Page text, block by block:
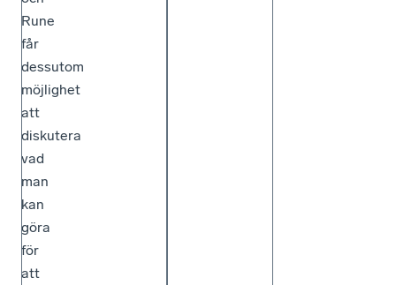
Rune
får
dessutom
möjlighet
att
diskutera
vad
man
kan
göra
för
att